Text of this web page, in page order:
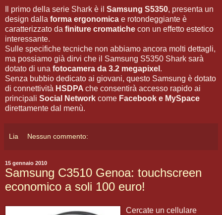
Il primo della serie Shark è il Samsung S5350, presenta un
design dalla forma ergonomica e rotondeggiante è
caratterizzato da finiture cromatiche con un effetto estetico
interessante.
Sulle specifiche tecniche non abbiamo ancora molti dettagli,
ma possiamo già dirvi che il Samsung S5350 Shark sarà
dotato di una fotocamera da 3.2 megapixel .
Senza bubbio dedicato ai giovani, questo Samsung è dotato
di connettività HSDPA che consentirà accesso rapido ai
principali Social Network come Facebook e MySpace
direttamente dal menù.
Lia Nessun commento:
15 gennaio 2010
Samsung C3510 Genoa: touchscreen
economico a soli 100 euro!
Cercate un cellulare